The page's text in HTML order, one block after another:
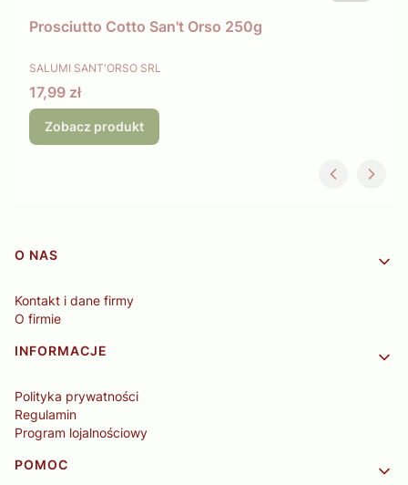
Prosciutto Cotto San't Orso 250g
PRODUCENT
SALUMI SANT'ORSO SRL
Cena
17,99 zł
Zobacz produkt
Linki w stopce
O NAS
Kontakt i dane firmy
O firmie
INFORMACJE
Polityka prywatności
Regulamin
Program lojalnościowy
POMOC